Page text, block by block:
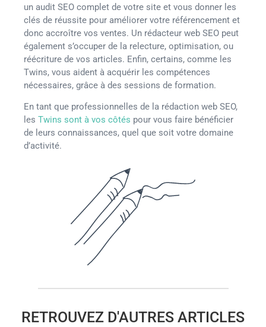
un audit SEO complet de votre site et vous donner les
clés de réussite pour améliorer votre référencement et
donc accroître vos ventes. Un rédacteur web SEO peut
également s’occuper de la relecture, optimisation, ou
réécriture de vos articles. Enfin, certains, comme les
Twins, vous aident à acquérir les compétences
nécessaires, grâce à des sessions de formation.
En tant que professionnelles de la rédaction web SEO,
les Twins sont à vos côtés pour vous faire bénéficier
de leurs connaissances, quel que soit votre domaine
d’activité.
RETROUVEZ D'AUTRES ARTICLES